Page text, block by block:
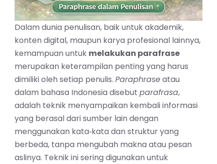
Dalam dunia penulisan, baik untuk akademik,
konten digital, maupun karya profesional lainnya,
kemampuan untuk melakukan parafrase
merupakan keterampilan penting yang harus
dimiliki oleh setiap penulis. Paraphraseatau
dalam bahasa Indonesia disebut parafrasa,
adalah teknik menyampaikan kembali informasi
yang berasal dari sumber lain dengan
menggunakan kata‑kata dan struktur yang
berbeda, tanpa mengubah makna atau pesan
aslinya. Teknik ini sering digunakan untuk